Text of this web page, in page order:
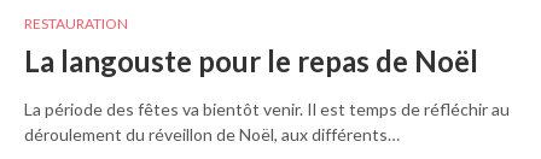
RESTAURATION
La langouste pour le repas de Noël
La période des fêtes va bientôt venir. Il est temps de réfléchir au
déroulement du réveillon de Noël, aux différents…